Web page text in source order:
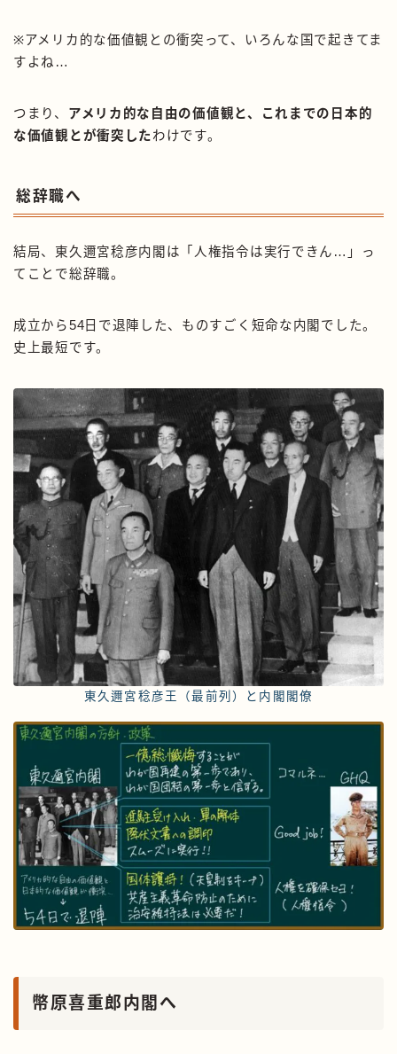
※アメリカ的な価値観との衝突って、いろんな国で起きてま
すよね…
つまり、 アメリカ的な自由の価値観と、これまでの日本的
な価値観とが衝突した わけです。
総辞職へ
結局、東久邇宮稔彦内閣は「人権指令は実行できん…」っ
てことで総辞職。
成立から54日で退陣した、ものすごく短命な内閣でした。
史上最短です。
東久邇宮稔彦王（最前列）と内閣閣僚
幣原喜重郎内閣へ